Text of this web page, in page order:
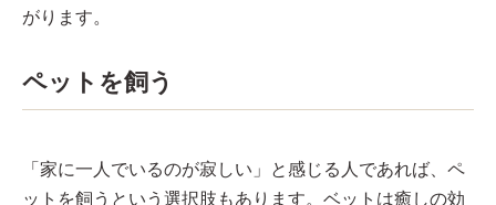
がります。
ペットを飼う
「家に一人でいるのが寂しい」と感じる人であれば、ペ
ットを飼うという選択肢もあります。ベットは癒しの効